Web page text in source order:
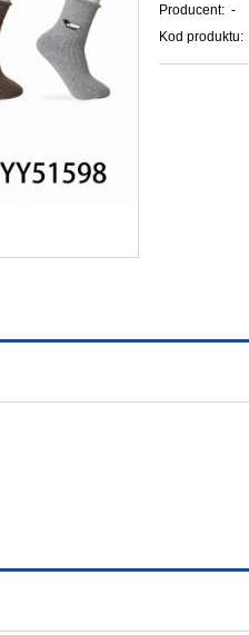
Producent: -
Kod produktu: